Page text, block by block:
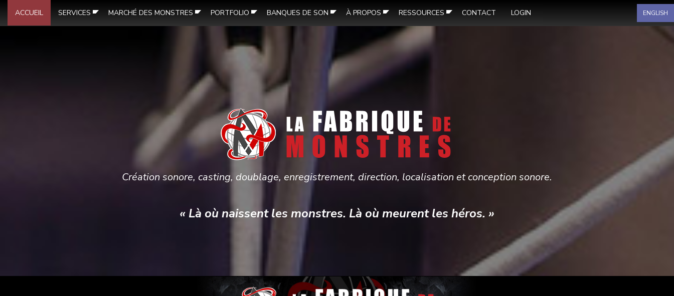
ACCUEIL SERVICES MARCHÉ DES MONSTRES PORTFOLIO BANQUES DE SON À PROPOS RESSOURCES CONTACT LOGIN ENGLISH
Création sonore, casting, doublage, enregistrement, direction, localisation et conception sonore.
« Là où naissent les monstres. Là où meurent les héros. »